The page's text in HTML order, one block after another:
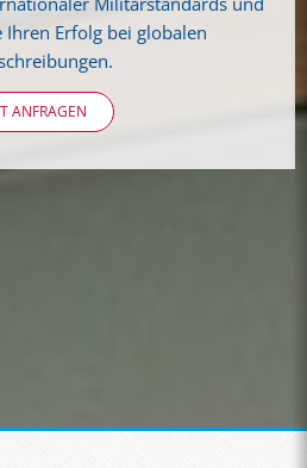
Ihren Erfolg bei globalen
ANFRAGEN